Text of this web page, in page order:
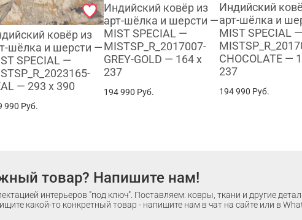
ковёр из
шёлка и шерсти —
SPECIAL —
— 293 x 390
990 Руб.
Индийский ковёр из
арт-шёлка и шерсти —
MIST SPECIAL —
MISTSP_R_2017007-
GREY-GOLD — 164 x
237
194 990 Руб.
Индийский
арт-шёлка и
MIST SPECIAL —
CHOCOLATE —
237
194 990 Руб.
товар? Напишите нам!
интерьеров "под ключ". Поставляем: ковры, ткани и другие
какой-то конкретный товар - напишите нам в чат на сайте или в